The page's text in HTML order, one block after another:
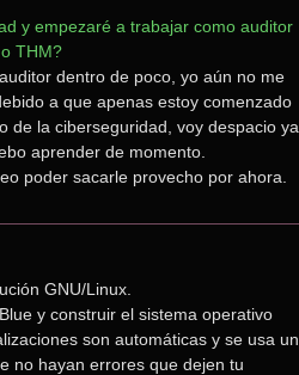
y empezaré a trabajar como auditor
THM?
dentro de poco, yo aún no me
a que apenas estoy comenzado
de la ciberseguridad, voy despacio ya
aprender de momento.
poder sacarle provecho por ahora.
GNU/Linux.
y construir el sistema operativo
son automáticas y se usa un
no hayan errores que dejen tu